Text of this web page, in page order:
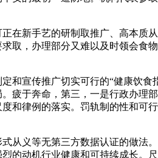
新手艺的研制取推广、高本质从
取，办理部分又难以及时领会食
宣传推广切实可行的“健康饮食
疲于奔命，第三，一是行政办理
和律例的落实。罚轨制的性和可
从义等无第三方数据认证的做法
的动机行业健康和可持续成长。